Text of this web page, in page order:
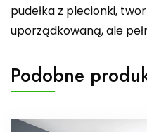
pudełka z plecionki,
uporządkowaną, ale
Podobne